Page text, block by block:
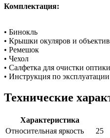
Комплектация:
• Бинокль
• Крышки окуляров и
• Ремешок
• Чехол
• Салфетка для очистки оптики
• Инструкция по
Технические
Характеристика
Относительная яркость
25